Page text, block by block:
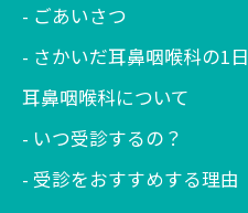
ごあいさつ
さかいだ耳鼻咽喉科の1日
耳鼻咽喉科について
いつ受診するの？
受診をおすすめする理由